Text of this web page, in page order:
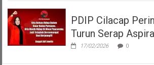
PDIP Cilacap
Turun Serap
17/02/2026 0